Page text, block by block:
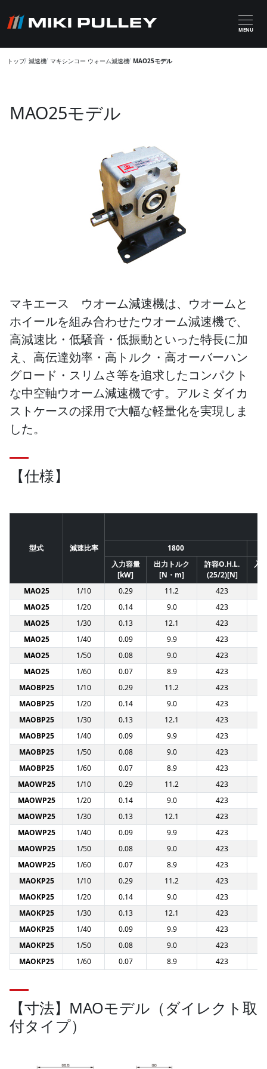
MENU
トップ 減速機 マキシンコー ウォーム減速機 MAO25モデル
MAO25モデル
マキエース ウオーム減速機は、ウオームと
ホイールを組み合わせたウオーム減速機で、
高減速比・低騒音・低振動といった特長に加
え、高伝達効率・高トルク・高オーバーハン
グロード・スリムさ等を追求したコンパクト
な中空軸ウオーム減速機です。アルミダイカ
ストケースの採用で大幅な軽量化を実現しま
した。
【仕様】
型式 減速比率
1800
入力容量
[kW]
出力トルク
[N・m]
許容O.H.L.
(25/2)[N]
入
MAO25
1/10 0.29 11.2 423
MAO25
1/20 0.14 9.0 423
MAO25
1/30 0.13 12.1 423
MAO25
1/40 0.09 9.9 423
MAO25
1/50 0.08 9.0 423
MAO25
1/60 0.07 8.9 423
MAOBP25
1/10 0.29 11.2 423
MAOBP25
1/20 0.14 9.0 423
MAOBP25
1/30 0.13 12.1 423
MAOBP25
1/40 0.09 9.9 423
MAOBP25
1/50 0.08 9.0 423
MAOBP25
1/60 0.07 8.9 423
MAOWP25
1/10 0.29 11.2 423
MAOWP25
1/20 0.14 9.0 423
MAOWP25
1/30 0.13 12.1 423
MAOWP25
1/40 0.09 9.9 423
MAOWP25
1/50 0.08 9.0 423
MAOWP25
1/60 0.07 8.9 423
MAOKP25
1/10 0.29 11.2 423
MAOKP25
1/20 0.14 9.0 423
MAOKP25
1/30 0.13 12.1 423
MAOKP25
1/40 0.09 9.9 423
MAOKP25
1/50 0.08 9.0 423
MAOKP25
1/60 0.07 8.9 423
【寸法】MAOモデル（ダイレクト取
付タイプ）